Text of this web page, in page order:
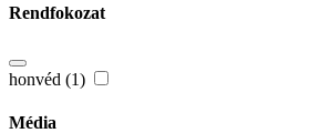
Rendfokozat
honvéd (1)
Média